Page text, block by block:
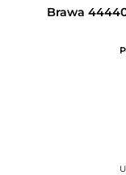
Brawa